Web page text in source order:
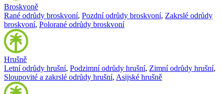
Broskvoně
Rané odrůdy broskvoní, Pozdní odrůdy broskvoní, Zakrslé odrůdy
broskvoní, Polorané odrůdy broskvoní
Hrušně
Letní odrůdy hrušní, Podzimní odrůdy hrušní, Zimní odrůdy hrušní,
Sloupovité a zakrslé odrůdy hrušní, Asijské hrušně